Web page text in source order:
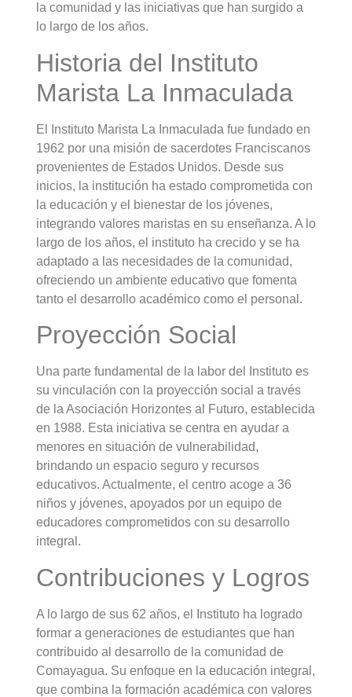
la comunidad y las iniciativas que han surgido a
lo largo de los años.
Historia del Instituto
Marista La Inmaculada
El Instituto Marista La Inmaculada fue fundado en
1962 por una misión de sacerdotes Franciscanos
provenientes de Estados Unidos. Desde sus
inicios, la institución ha estado comprometida con
la educación y el bienestar de los jóvenes,
integrando valores maristas en su enseñanza. A lo
largo de los años, el instituto ha crecido y se ha
adaptado a las necesidades de la comunidad,
ofreciendo un ambiente educativo que fomenta
tanto el desarrollo académico como el personal.
Proyección Social
Una parte fundamental de la labor del Instituto es
su vinculación con la proyección social a través
de la Asociación Horizontes al Futuro, establecida
en 1988. Esta iniciativa se centra en ayudar a
menores en situación de vulnerabilidad,
brindando un espacio seguro y recursos
educativos. Actualmente, el centro acoge a 36
niños y jóvenes, apoyados por un equipo de
educadores comprometidos con su desarrollo
integral .
Contribuciones y Logros
A lo largo de sus 62 años, el Instituto ha logrado
formar a generaciones de estudiantes que han
contribuido al desarrollo de la comunidad de
Comayagua. Su enfoque en la educación integral,
que combina la formación académica con valores